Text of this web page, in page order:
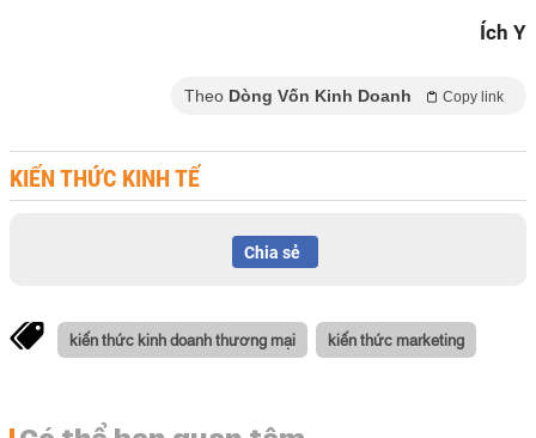
Ích Y
Theo Dòng Vốn Kinh Doanh Copy link
KIẾN THỨC KINH TẾ
Chia sẻ
kiến thức kinh doanh thương mại kiến thức marketing